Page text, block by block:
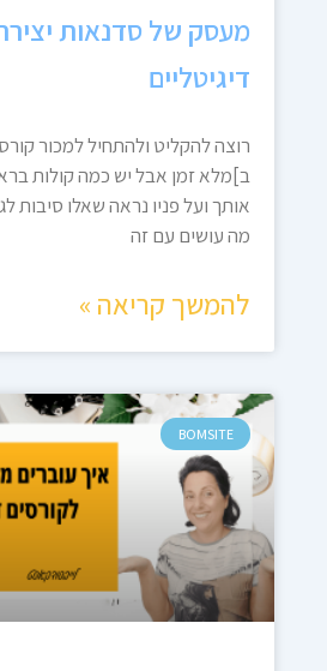
מעסק של סדנאות
דיגיטליים
רוצה להקליט ולהתחיל למכור
ב]מלא זמן אבל יש כמה קולות
אותך ועל פניו נראה שאלו סיבות
מה עושים עם זה
להמשך קריאה »
BOMSITE